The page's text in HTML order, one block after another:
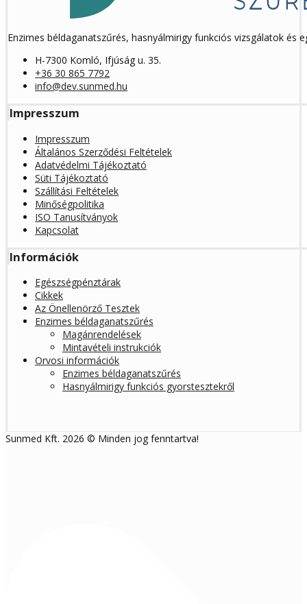
Enzimes béldaganatszűrés, hasnyálmirigy funkciós vizsgálatok és
H-7300 Komló, Ifjúság u. 35.
+36 30 865 7792
info@dev.sunmed.hu
Impresszum
Impresszum
Általános Szerződési Feltételek
Adatvédelmi Tájékoztató
Süti Tájékoztató
Szállítási Feltételek
Minőségpolitika
ISO Tanusítványok
Kapcsolat
Információk
Egészségpénztárak
Cikkek
Az Önellenörző Tesztek
Enzimes béldaganatszűrés
Magánrendelések
Mintavételi instrukciók
Orvosi információk
Enzimes béldaganatszűrés
Hasnyálmirigy funkciós gyorstesztekről
Sunmed Kft. 2026 © Minden jog fenntartva!